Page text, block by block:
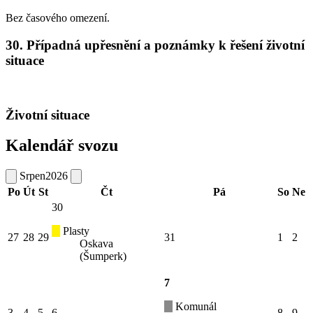
Bez časového omezení.
30. Případná upřesnění a poznámky k řešení životní
situace
Životní situace
Kalendář svozu
Srpen2026
Po Út St Čt Pá So Ne
27 28 29
30
Plasty
Oskava
(Šumperk)
31 1 2
7
Komunál